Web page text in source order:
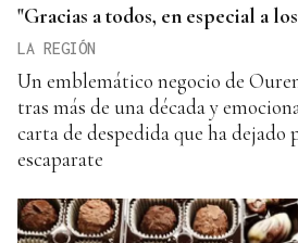
"Gracias a todos, en especial a
LA REGIÓN
Un emblemático negocio de
tras más de una década y
carta de despedida que ha dejado
escaparate